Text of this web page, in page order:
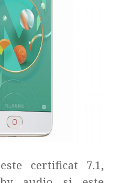
certificat 7.1,